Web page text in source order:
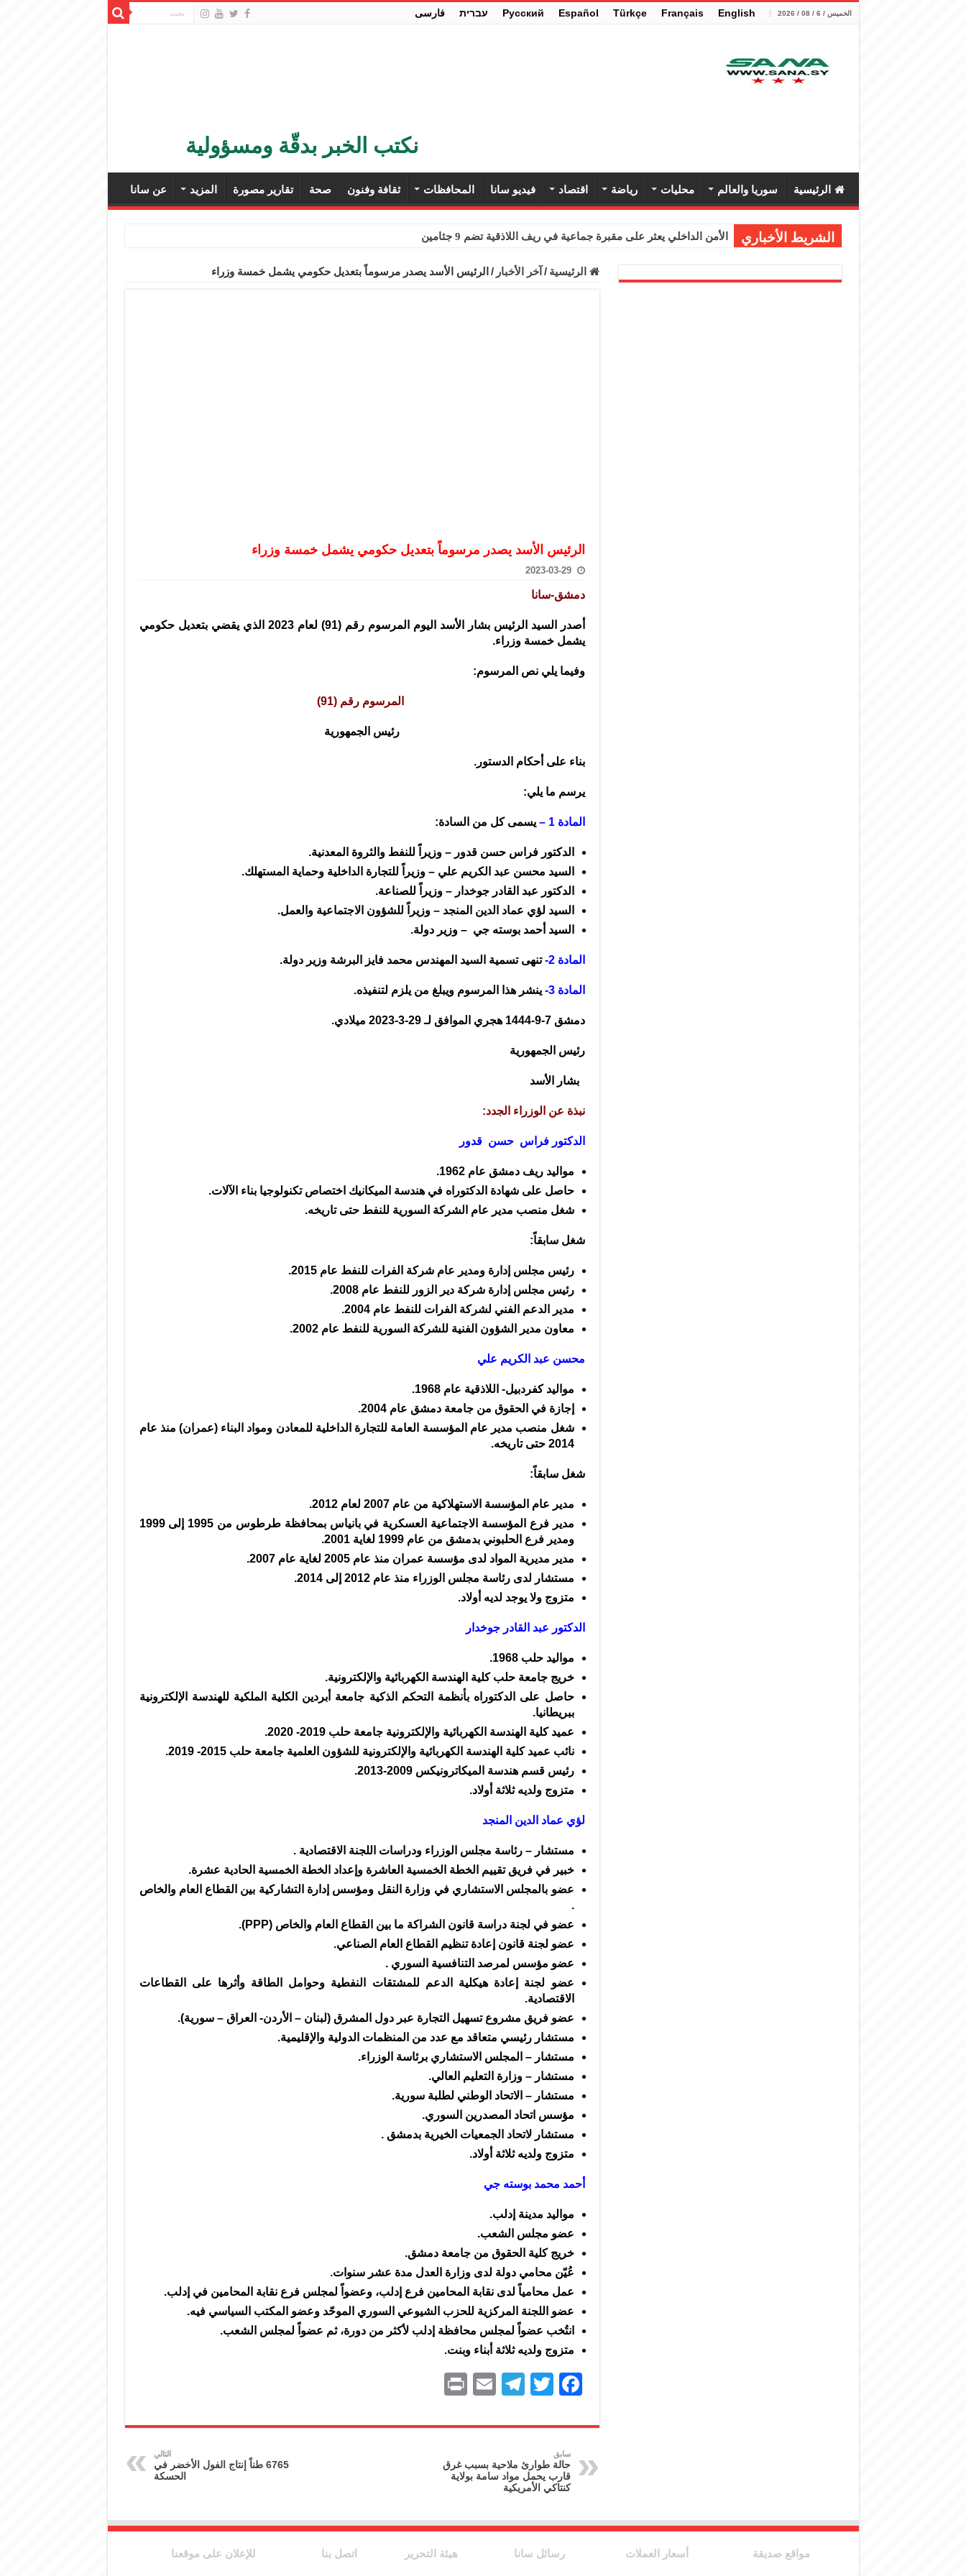
الخميس / 6 / 08 / 2026 English
Français
Türkçe
Español
Pусский עברית فارسی
نكتب الخبر بدقّة ومسؤولية
الرئيسية سوريا والعالم محليات رياضة اقتصاد فيديو سانا المحافظات ثقافة وفنون صحة تقارير مصورة المزيد عن سانا
الشريط الأخباري الأمن الداخلي يعثر على مقبرة جماعية في ريف اللاذقية تضم 9 جثامين
برنية: مرسوم بإعفاء مستهلكي الكهرباء المنزلية والتجارية والصناعية من الرسوم
الرئيسية / آخر الأخبار / الرئيس الأسد يصدر مرسوماً بتعديل حكومي يشمل خمسة وزراء
الرئيس الأسد يصدر مرسوماً بتعديل حكومي يشمل خمسة وزراء
2023-03-29
دمشق-سانا
أصدر السيد الرئيس بشار الأسد اليوم المرسوم رقم (91) لعام 2023 الذي يقضي بتعديل حكومي
يشمل خمسة وزراء.
وفيما يلي نص المرسوم:
المرسوم رقم (91)
رئيس الجمهورية
بناء على أحكام الدستور.
يرسم ما يلي:
المادة 1 – يسمى كل من السادة:
الدكتور فراس حسن قدور – وزيراً للنفط والثروة المعدنية.
السيد محسن عبد الكريم علي – وزيراً للتجارة الداخلية وحماية المستهلك.
الدكتور عبد القادر جوخدار – وزيراً للصناعة.
السيد لؤي عماد الدين المنجد – وزيراً للشؤون الاجتماعية والعمل.
السيد أحمد بوسته جي – وزير دولة.
المادة 2- تنهى تسمية السيد المهندس محمد فايز البرشة وزير دولة.
المادة 3- ينشر هذا المرسوم ويبلغ من يلزم لتنفيذه.
دمشق 7-9-1444 هجري الموافق لـ 29-3-2023 ميلادي.
رئيس الجمهورية
بشار الأسد
نبذة عن الوزراء الجدد:
الدكتور فراس حسن قدور
مواليد ريف دمشق عام 1962.
حاصل على شهادة الدكتوراه في هندسة الميكانيك اختصاص تكنولوجيا بناء الآلات.
شغل منصب مدير عام الشركة السورية للنفط حتى تاريخه.
شغل سابقاً:
رئيس مجلس إدارة ومدير عام شركة الفرات للنفط عام 2015.
رئيس مجلس إدارة شركة دير الزور للنفط عام 2008.
مدير الدعم الفني لشركة الفرات للنفط عام 2004.
معاون مدير الشؤون الفنية للشركة السورية للنفط عام 2002.
محسن عبد الكريم علي
مواليد كفردبيل- اللاذقية عام 1968.
إجازة في الحقوق من جامعة دمشق عام 2004.
شغل منصب مدير عام المؤسسة العامة للتجارة الداخلية للمعادن ومواد البناء (عمران) منذ عام
2014 حتى تاريخه.
شغل سابقاً:
مدير عام المؤسسة الاستهلاكية من عام 2007 لعام 2012.
مدير فرع المؤسسة الاجتماعية العسكرية في بانياس بمحافظة طرطوس من 1995 إلى 1999
ومدير فرع الحلبوني بدمشق من عام 1999 لغاية 2001.
مدير مديرية المواد لدى مؤسسة عمران منذ عام 2005 لغاية عام 2007.
مستشار لدى رئاسة مجلس الوزراء منذ عام 2012 إلى 2014.
متزوج ولا يوجد لديه أولاد.
الدكتور عبد القادر جوخدار
مواليد حلب 1968.
خريج جامعة حلب كلية الهندسة الكهربائية والإلكترونية.
حاصل على الدكتوراه بأنظمة التحكم الذكية جامعة أبردين الكلية الملكية للهندسة الإلكترونية
ببريطانيا.
عميد كلية الهندسة الكهربائية والإلكترونية جامعة حلب 2019- 2020.
نائب عميد كلية الهندسة الكهربائية والإلكترونية للشؤون العلمية جامعة حلب 2015- 2019.
رئيس قسم هندسة الميكاترونيكس 2009-2013.
متزوج ولديه ثلاثة أولاد.
لؤي عماد الدين المنجد
مستشار – رئاسة مجلس الوزراء ودراسات اللجنة الاقتصادية .
خبير في فريق تقييم الخطة الخمسية العاشرة وإعداد الخطة الخمسية الحادية عشرة.
عضو بالمجلس الاستشاري في وزارة النقل ومؤسس إدارة التشاركية بين القطاع العام والخاص
.
عضو في لجنة دراسة قانون الشراكة ما بين القطاع العام والخاص (PPP).
عضو لجنة قانون إعادة تنظيم القطاع العام الصناعي.
عضو مؤسس لمرصد التنافسية السوري .
عضو لجنة إعادة هيكلية الدعم للمشتقات النفطية وحوامل الطاقة وأثرها على القطاعات
الاقتصادية.
عضو فريق مشروع تسهيل التجارة عبر دول المشرق (لبنان – الأردن- العراق – سورية).
مستشار رئيسي متعاقد مع عدد من المنظمات الدولية والإقليمية.
مستشار – المجلس الاستشاري برئاسة الوزراء.
مستشار – وزارة التعليم العالي.
مستشار – الاتحاد الوطني لطلبة سورية.
مؤسس اتحاد المصدرين السوري.
مستشار لاتحاد الجمعيات الخيرية بدمشق .
متزوج ولديه ثلاثة أولاد.
أحمد محمد بوسته جي
مواليد مدينة إدلب.
عضو مجلس الشعب.
خريج كلية الحقوق من جامعة دمشق.
عُيّن محامي دولة لدى وزارة العدل مدة عشر سنوات.
عمل محامياً لدى نقابة المحامين فرع إدلب، وعضواً لمجلس فرع نقابة المحامين في إدلب.
عضو اللجنة المركزية للحزب الشيوعي السوري الموحّد وعضو المكتب السياسي فيه.
انتُخب عضواً لمجلس محافظة إدلب لأكثر من دورة، ثم عضواً لمجلس الشعب.
متزوج ولديه ثلاثة أبناء وبنت.
F
c
e
b
o
o
k
T
itt
er
T
e
a
E
ai
nt
سابق
حالة طوارئ ملاحية بسبب غرق
قارب يحمل مواد سامة بولاية
كنتاكي الأمريكية
التالي
6765 طناً إنتاج الفول الأخضر في
الحسكة
مواقع صديقة أسعار العملات رسائل سانا هيئة التحرير اتصل بنا للإعلان على موقعنا